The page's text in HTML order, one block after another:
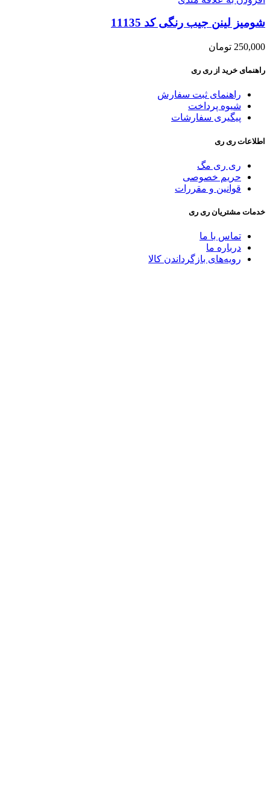
شومیز لینن جیب رنگی کد 11135
250,000 تومان
راهنمای خرید از ری ری
راهنمای ثبت سفارش
شیوه پرداخت
پیگیری سفارشات
اطلاعات ری ری
ری ری مگ
حریم خصوصی
قوانین و مقررات
خدمات مشتریان ری ری
تماس با ما
درباره ما
رویه‌های بازگرداندن کالا